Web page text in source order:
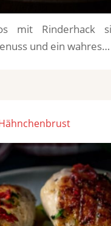
mit Rinderhack
und ein wahres…